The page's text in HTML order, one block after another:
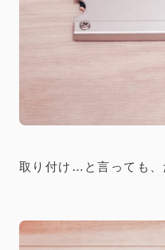
取り付け…と言っても、